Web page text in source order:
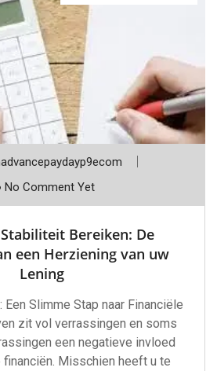
No Comment Yet
Bereiken: De
een Herziening van uw
Lening
Slimme Stap naar Financiële
zit vol verrassingen en soms
een negatieve invloed
Misschien heeft u te